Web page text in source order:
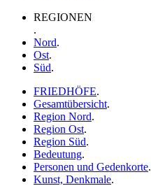
REGIONEN
.
Nord.
Ost.
Süd.
FRIEDHÖFE.
Gesamtübersicht.
Region Nord.
Region Ost.
Region Süd.
Bedeutung.
Personen und Gedenkorte.
Kunst, Denkmale.